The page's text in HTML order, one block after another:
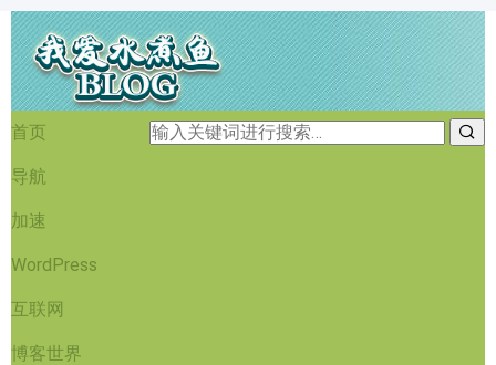
首页
导航
加速
WordPress
互联网
博客世界